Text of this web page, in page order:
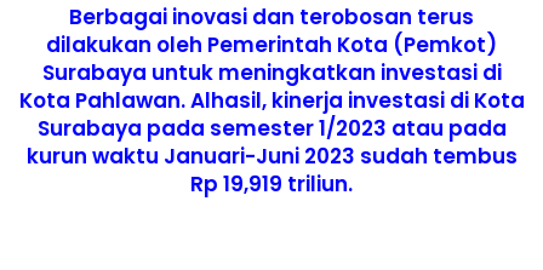
Berbagai inovasi dan terobosan terus
dilakukan oleh Pemerintah Kota (Pemkot)
Surabaya untuk meningkatkan investasi di
Kota Pahlawan. Alhasil, kinerja investasi di Kota
Surabaya pada semester 1/2023 atau pada
kurun waktu Januari-Juni 2023 sudah tembus
Rp 19,919 triliun.